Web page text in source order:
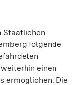
Staatlichen
folgende
einen
ermöglichen. Die